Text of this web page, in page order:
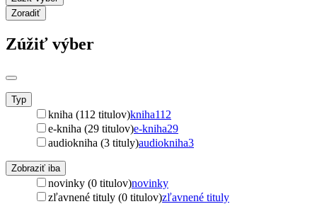
Zoradiť
Zúžiť výber
Typ
kniha (112 titulov)kniha112
e-kniha (29 titulov)e-kniha29
audiokniha (3 tituly)audiokniha3
Zobraziť iba
novinky (0 titulov)novinky
zľavnené tituly (0 titulov)zľavnené tituly